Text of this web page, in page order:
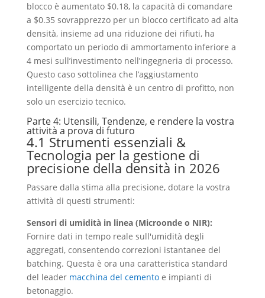
blocco è aumentato $0.18, la capacità di comandare
a $0.35 sovrapprezzo per un blocco certificato ad alta
densità, insieme ad una riduzione dei rifiuti, ha
comportato un periodo di ammortamento inferiore a
4 mesi sull’investimento nell’ingegneria di processo.
Questo caso sottolinea che l’aggiustamento
intelligente della densità è un centro di profitto, non
solo un esercizio tecnico.
Parte 4: Utensili, Tendenze, e rendere la vostra
attività a prova di futuro
4.1 Strumenti essenziali &
Tecnologia per la gestione di
precisione della densità in 2026
Passare dalla stima alla precisione, dotare la vostra
attività di questi strumenti:
Sensori di umidità in linea (Microonde o NIR):
Fornire dati in tempo reale sull'umidità degli
aggregati, consentendo correzioni istantanee del
batching. Questa è ora una caratteristica standard
del leader macchina del cemento e impianti di
betonaggio.